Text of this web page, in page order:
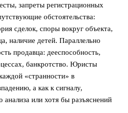
запреты регистрационных
обстоятельства:
сделок, споры вокруг объекта,
наличие детей. Параллельно
продавца: дееспособность,
банкротство. Юристы
«странности» в
а как к сигналу,
или хотя бы разъяснений